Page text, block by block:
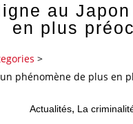
au
en plus
>
phénomène de plus en
Actualités, La